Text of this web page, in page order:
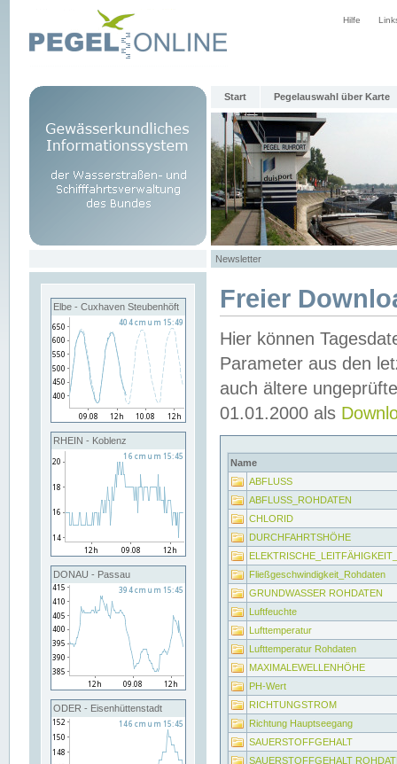
Hilfe
Start Pegelauswahl über Karte
Newsletter
Elbe - Cuxhaven Steubenhöft
RHEIN - Koblenz
DONAU - Passau
ODER - Eisenhüttenstadt
Freier
Hier können
Parameter aus den
auch ältere
01.01.2000 als
Name
ABFLUSS
ABFLUSS_ROHDATEN
CHLORID
DURCHFAHRTSHÖHE
Fließgeschwindigkeit_Rohdaten
GRUNDWASSER ROHDATEN
Luftfeuchte
Lufttemperatur
Lufttemperatur Rohdaten
MAXIMALEWELLENHÖHE
PH-Wert
RICHTUNGSTROM
Richtung Hauptseegang
SAUERSTOFFGEHALT
SAUERSTOFFGEHALT